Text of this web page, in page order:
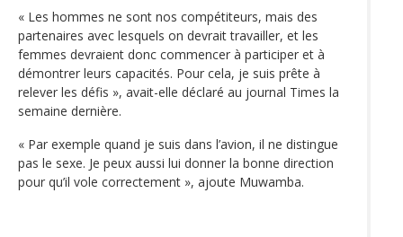
« Les hommes ne sont nos compétiteurs, mais des
partenaires avec lesquels on devrait travailler, et les
femmes devraient donc commencer à participer et à
démontrer leurs capacités. Pour cela, je suis prête à
relever les défis », avait-elle déclaré au journal Times la
semaine dernière.
« Par exemple quand je suis dans l’avion, il ne distingue
pas le sexe. Je peux aussi lui donner la bonne direction
pour qu’il vole correctement », ajoute Muwamba.